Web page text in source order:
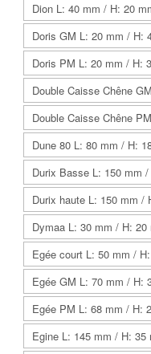
Dion L: 40 mm / H: 20
Doris GM L: 20 mm / H:
Doris PM L: 20 mm / H:
Double Caisse Chêne
Double Caisse Chêne
Dune 80 L: 80 mm / H:
Durix Basse L: 150 mm
Durix haute L: 150 mm /
Dymaa L: 30 mm / H: 20
Egée court L: 50 mm /
Egée GM L: 70 mm / H:
Egée PM L: 68 mm / H:
Egine L: 145 mm / H: 35